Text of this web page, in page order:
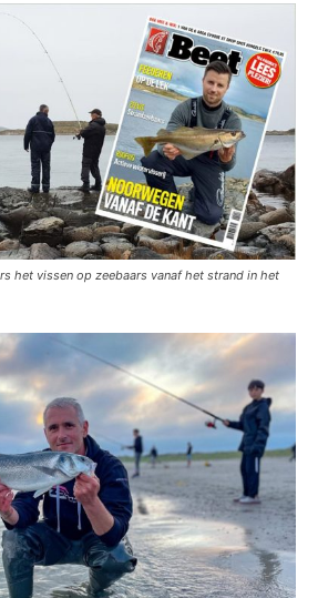
het vissen op zeebaars vanaf het strand in het